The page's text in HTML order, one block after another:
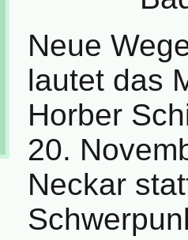
Neue
lautet das
Horber
20.
Neckar